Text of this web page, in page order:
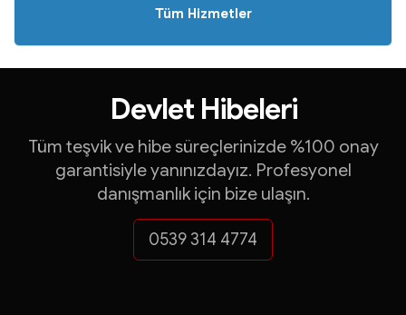
Tüm Hizmetler
Yatırım Teşvik Belgeleri
İhracat Destekleri
Devlet Hibeleri
Turquality
KOSGEB Destekleri
ve çok daha fazlası...
FARABİ
Tüm teşvik ve hibe süreçlerinizde %100 onay
garantisiyle yanınızdayız. Profesyonel
danışmanlık için bize ulaşın.
0539 314 4774